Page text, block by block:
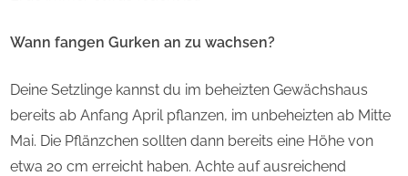
Wann fangen Gurken an zu wachsen?
Deine Setzlinge kannst du im beheizten Gewächshaus
bereits ab Anfang April pflanzen, im unbeheizten ab Mitte
Mai. Die Pflänzchen sollten dann bereits eine Höhe von
etwa 20 cm erreicht haben. Achte auf ausreichend